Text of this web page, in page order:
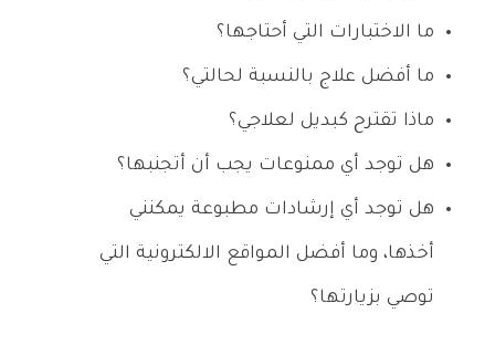
ما الاختبارات التي أحتاجها؟
ما أفضل علاج بالنسبة لحالتي؟
ماذا تقترح كبديل لعلاجي؟
هل توجد أي ممنوعات يجب أن أتجنبها؟
هل توجد أي إرشادات مطبوعة يمكنني
أخذها، وما أفضل المواقع الالكترونية التي
توصي بزيارتها؟